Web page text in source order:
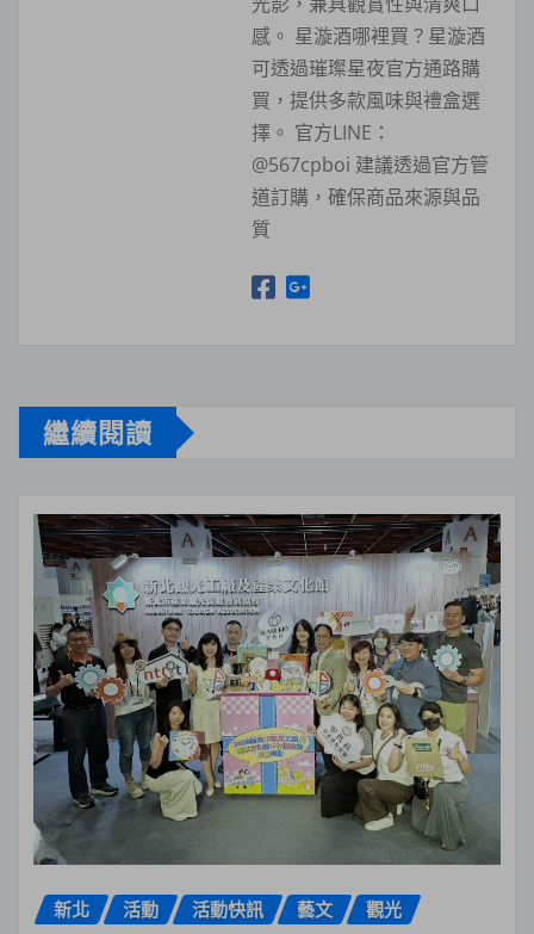
感。 星漩酒哪裡買？星漩酒
可透過璀璨星夜官方通路購
買，提供多款風味與禮盒選
擇。 官方LINE：
@567cpboi 建議透過官方管
道訂購，確保商品來源與品
質
繼續閱讀
新北 活動 活動快訊 藝文 觀光